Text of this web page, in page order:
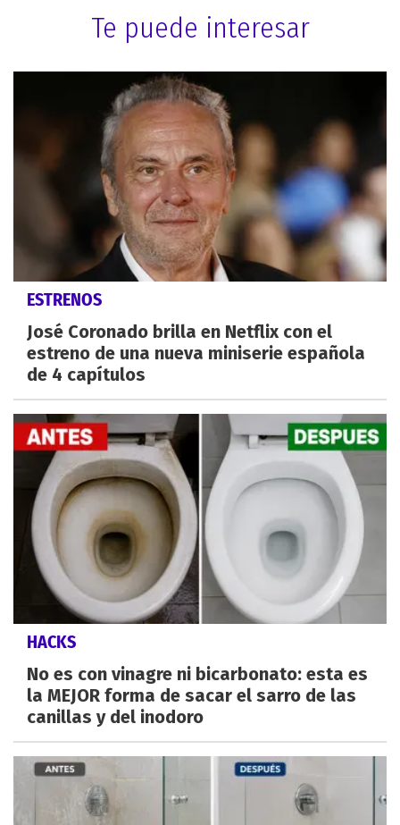
Te puede interesar
ESTRENOS
José Coronado brilla en Netflix con el
estreno de una nueva miniserie española
de 4 capítulos
HACKS
No es con vinagre ni bicarbonato: esta es
la MEJOR forma de sacar el sarro de las
canillas y del inodoro